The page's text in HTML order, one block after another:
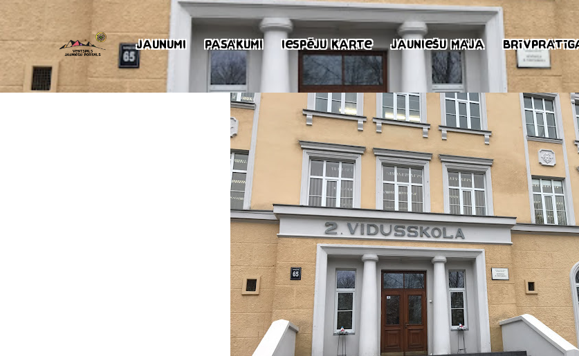
Jaunumi Pasākumi Iespēju karte Jauniešu māja